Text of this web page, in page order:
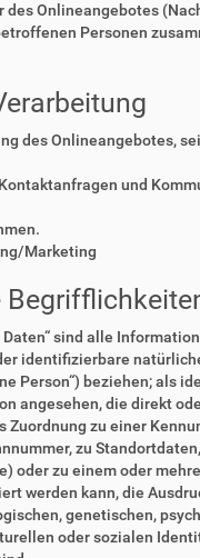
des Onlineangebotes
Personen
des Onlineangebotes,
und
Marketing
Daten“ sind alle
identifizierbare
Person“) beziehen; als
angesehen, die direkt
Zuordnung zu einer
zu
oder zu einem oder
werden kann, die
genetischen,
oder sozialen